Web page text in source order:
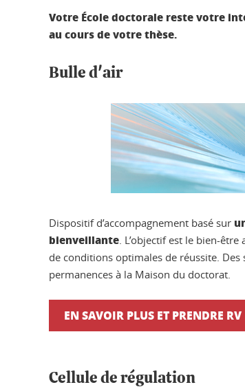
Votre École doctorale reste votre
au cours de votre thèse.
Bulle d'air
Dispositif d’accompagnement basé sur
bienveillante. L’objectif est le bien-
de conditions optimales de réussite.
permanences à la Maison du doctorat.
EN SAVOIR PLUS ET PRENDRE RV
Cellule de régulation